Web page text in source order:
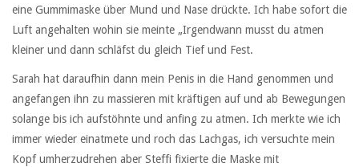
eine Gummimaske über Mund und Nase drückte. Ich habe sofort die
Luft angehalten wohin sie meinte „Irgendwann musst du atmen
kleiner und dann schläfst du gleich Tief und Fest.
Sarah hat daraufhin dann mein Penis in die Hand genommen und
angefangen ihn zu massieren mit kräftigen auf und ab Bewegungen
solange bis ich aufstöhnte und anfing zu atmen. Ich merkte wie ich
immer wieder einatmete und roch das Lachgas, ich versuchte mein
Kopf umherzudrehen aber Steffi fixierte die Maske mit